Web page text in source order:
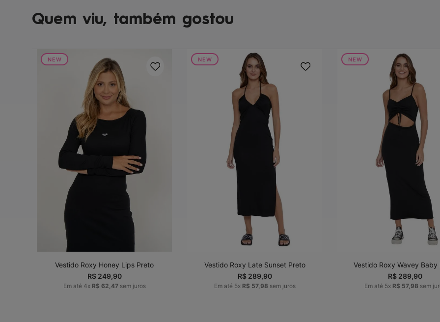
Quem viu, também gostou
NEW
GG
Vestido Roxy Honey Lips Preto
R$ 249,90
Em até 4x R$ 62,47sem juros
NEW
G
ADICIONAR AO
CARRINHO
Vestido Roxy Late Sunset Preto
R$ 289,90
Em até 5x R$ 57,98 sem juros
NEW
M GG
ADICIONAR AO
CARRINHO
Vestido Roxy Wavey Baby
R$ 289,90
Em até 5x R$ 57,98 sem